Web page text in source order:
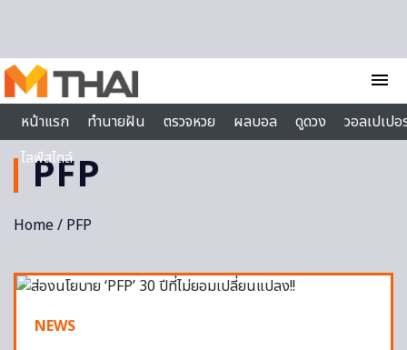
menu
หน้าแรก
ทำนายฝัน ตรวจหวย ผลบอล ดูดวง
วอลเปเป
ไลฟ์สไตล์
PFP
Home/ PFP
NEWS